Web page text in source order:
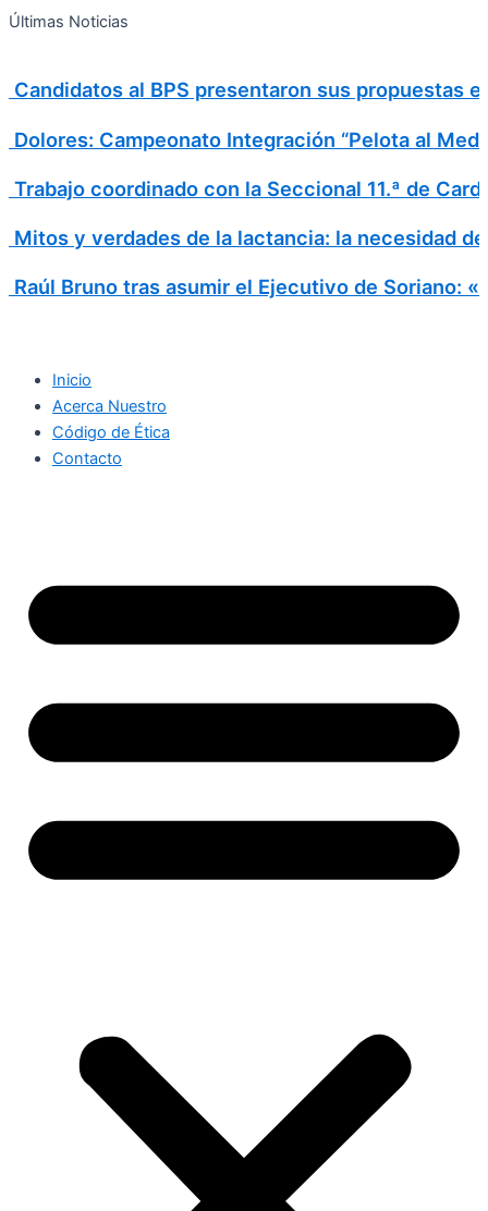
Ir
Últimas Noticias
Candidatos al BPS presentaron sus propuestas
Dolores: Campeonato Integración “Pelota al
Trabajo coordinado con la Seccional 11.ª de
Mitos y verdades de la lactancia: la necesidad
Raúl Bruno tras asumir el Ejecutivo de Soriano:
Inicio
Acerca Nuestro
Código de Ética
Contacto
Search